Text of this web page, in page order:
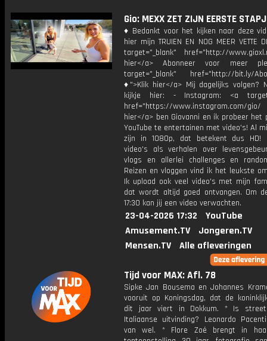
Gio: MEXX ZET ZIJN EERSTE
♦ Bedankt voor het kijken naar deze
hier mijn TRUIEN EN NOG MEER VETTE
target="_blank" href="http://
hier</a> Abonneer voor meer
target="_blank" href="http://bit.ly/
♦">Klik hier</a> Mij dagelijks volgen?
kijkje hier: - Instagram: <a
href="https://www.instagram.com/
hier</a> ben Giovanni en ik probeer het
YouTube te entertainen met video's! Al
zijn in 1080p, dat betekent dus HD!
video's als verhalen over
vlogs en allerlei challenges en
Reizen en vloggen vind ik het leukste
Ik upload ook veel video's met mijn
dat wordt altijd goed ontvangen. Om
17:30 kan jij een video verwachten.
23-04-2026 17:32
YouTube
Amusement.TV
Jongeren.TV
Mensen.TV
Alle afleveringen
Tijd voor MAX: Afl. 78
Sipke Jan Bousema en Johannes
vooruit op Koningsdag, dat de
dit jaar viert in Dokkum. * Is
Italiaanse uitvinding? Leonardo
van wel. * Flore Zoé brengt in